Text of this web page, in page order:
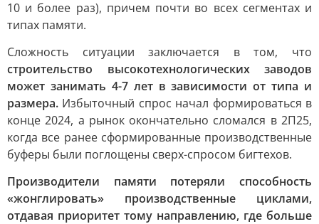
10 и более раз), причем почти во всех сегментах и
типах памяти.
Сложность ситуации заключается в том, что
строительство высокотехнологических заводов
может занимать 4-7 лет в зависимости от типа и
размера. Избыточный спрос начал формироваться в
конце 2024, а рынок окончательно сломался в 2П25,
когда все ранее сформированные производственные
буферы были поглощены сверх-спросом бигтехов.
Производители памяти потеряли способность
«жонглировать» производственные циклами,
отдавая приоритет тому направлению, где больше